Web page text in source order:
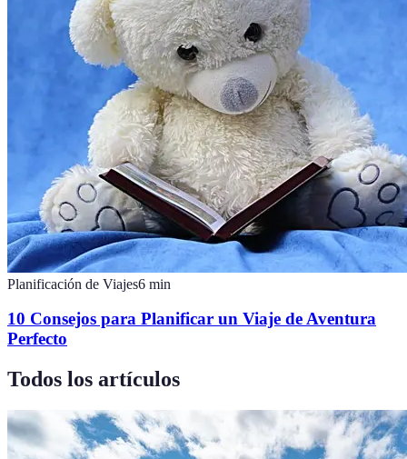
Planificación de Viajes6 min
10 Consejos para Planificar un Viaje de Aventura
Perfecto
Todos los artículos